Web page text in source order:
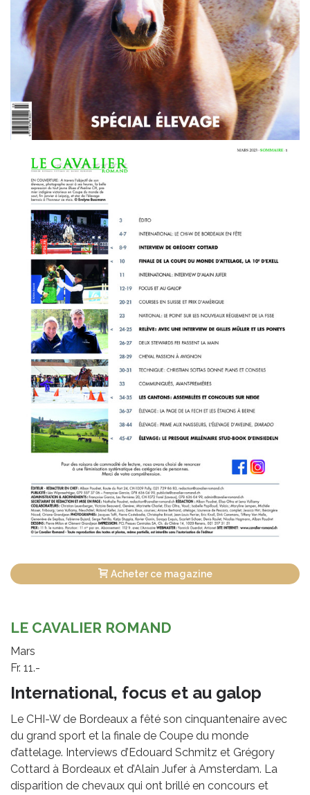
Acheter ce magazine
LE CAVALIER ROMAND
Mars
Fr. 11.-
International, focus et au galop
Le CHI-W de Bordeaux a fêté son cinquantenaire avec
du grand sport et la finale de Coupe du monde
d’attelage. Interviews d’Edouard Schmitz et Grégory
Cottard à Bordeaux et d’Alain Jufer à Amsterdam. La
disparition de chevaux qui ont brillé en concours et